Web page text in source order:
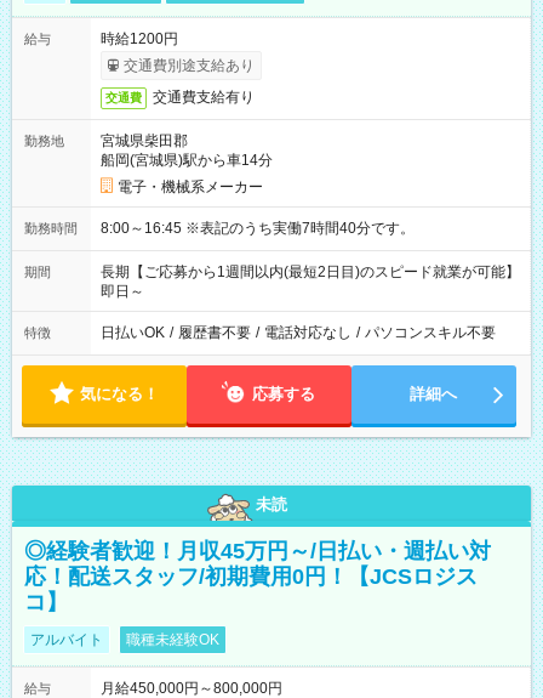
給与
時給1200円
交通費別途支給あり
交通費 交通費支給有り
勤務地
宮城県柴田郡
船岡(宮城県)駅から車14分
電子・機械系メーカー
勤務時間 8:00～16:45 ※表記のうち実働7時間40分です。
期間
長期【ご応募から1週間以内(最短2日目)のスピード就業が可能】
即日～
特徴 日払いOK / 履歴書不要 / 電話対応なし / パソコンスキル不要
気になる！ 応募する 詳細へ
未読
◎経験者歓迎！月収45万円～/日払い・週払い対
応！配送スタッフ/初期費用0円！【JCSロジス
コ】
アルバイト 職種未経験OK
給与
月給450,000円～800,000円